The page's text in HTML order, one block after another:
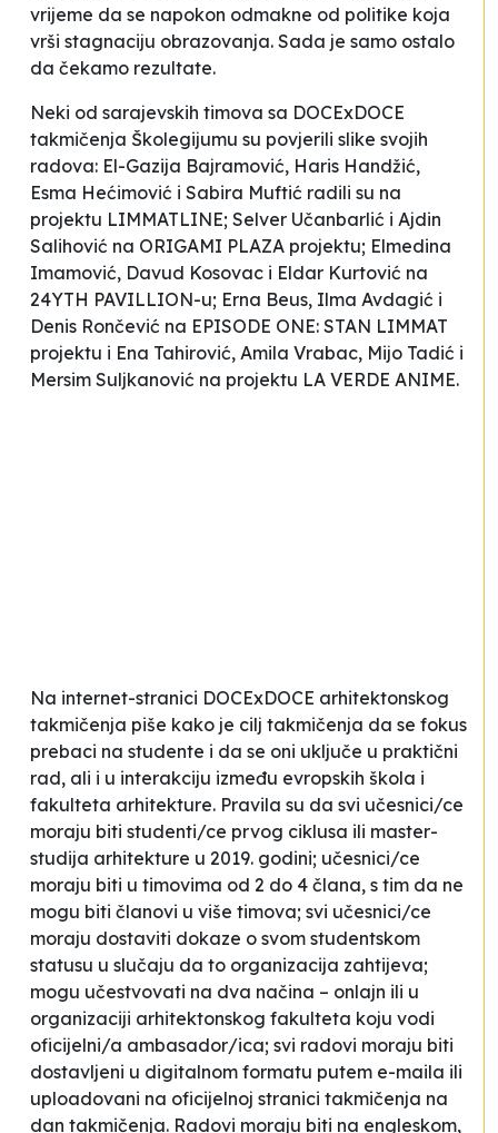
vrijeme da se napokon odmakne od politike koja
vrši stagnaciju obrazovanja. Sada je samo ostalo
da čekamo rezultate.
Neki od sarajevskih timova sa DOCExDOCE
takmičenja Školegijumu su povjerili slike svojih
radova: El-Gazija Bajramović, Haris Handžić,
Esma Hećimović i Sabira Muftić radili su na
projektu LIMMATLINE; Selver Učanbarlić i Ajdin
Salihović na ORIGAMI PLAZA projektu; Elmedina
Imamović, Davud Kosovac i Eldar Kurtović na
24YTH PAVILLION-u; Erna Beus, Ilma Avdagić i
Denis Rončević na EPISODE ONE: STAN LIMMAT
projektu i Ena Tahirović, Amila Vrabac, Mijo Tadić i
Mersim Suljkanović na projektu LA VERDE ANIME.
Na internet-stranici DOCExDOCE arhitektonskog
takmičenja piše kako je cilj takmičenja da se fokus
prebaci na studente i da se oni uključe u praktični
rad, ali i u interakciju između evropskih škola i
fakulteta arhitekture. Pravila su da svi učesnici/ce
moraju biti studenti/ce prvog ciklusa ili master-
studija arhitekture u 2019. godini; učesnici/ce
moraju biti u timovima od 2 do 4 člana, s tim da ne
mogu biti članovi u više timova; svi učesnici/ce
moraju dostaviti dokaze o svom studentskom
statusu u slučaju da to organizacija zahtijeva;
mogu učestvovati na dva načina – onlajn ili u
organizaciji arhitektonskog fakulteta koju vodi
oficijelni/a ambasador/ica; svi radovi moraju biti
dostavljeni u digitalnom formatu putem e-maila ili
uploadovani na oficijelnoj stranici takmičenja na
dan takmičenja. Radovi moraju biti na engleskom,